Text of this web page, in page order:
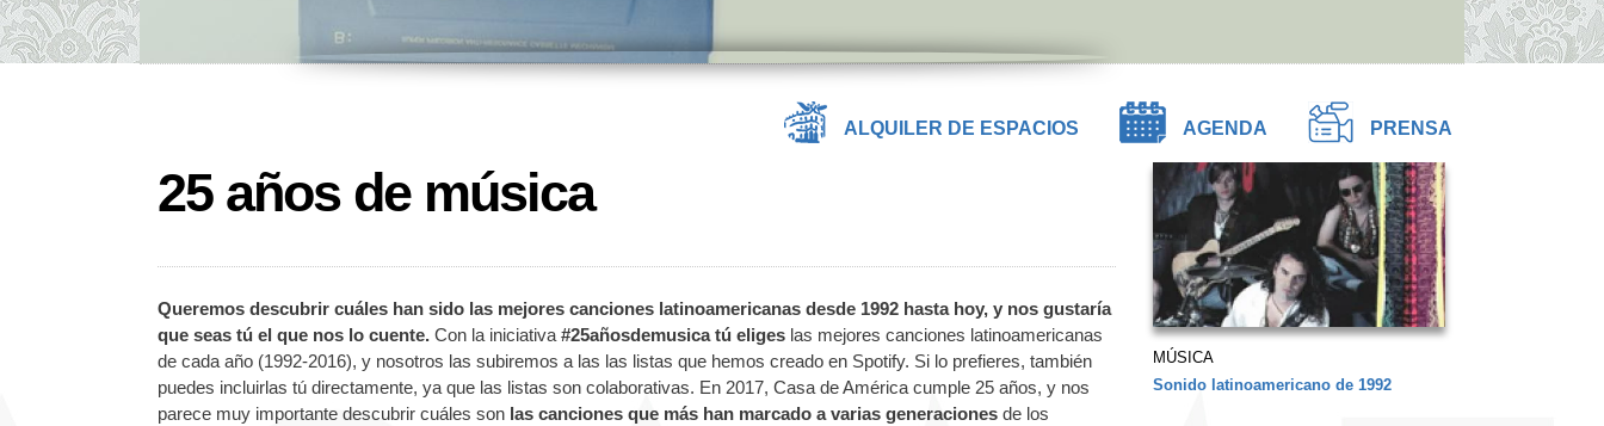
ALQUILER DE ESPACIOS AGENDA PRENSA
25 años de música
Queremos descubrir cuáles han sido las mejores canciones latinoamericanas desde 1992 hasta hoy, y nos gustaría
que seas tú el que nos lo cuente. Con la iniciativa #25añosdemusica tú eliges las mejores canciones latinoamericanas
de cada año (1992-2016), y nosotros las subiremos a las las listas que hemos creado en Spotify. Si lo prefieres, también
puedes incluirlas tú directamente, ya que las listas son colaborativas. En 2017, Casa de América cumple 25 años, y nos
parece muy importante descubrir cuáles son las canciones que más han marcado a varias generaciones de los
MÚSICA
Sonido latinoamericano de 1992